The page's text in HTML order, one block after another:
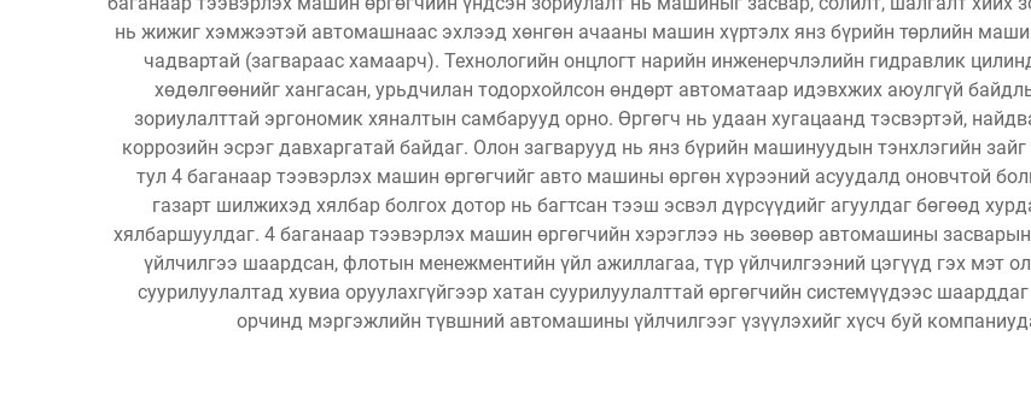
нь жижиг хэмжээтэй автомашнаас эхлээд хөнгөн ачааны машин хүртэлх янз бүрийн төрлийн
чадвартай (загвараас хамаарч). Технологийн онцлогт нарийн инженерчлэлийн гидравлик
хөдөлгөөнийг хангасан, урьдчилан тодорхойлсон өндөрт автоматаар идэвхжих аюулгүй
зориулалттай эргономик хяналтын самбарууд орно. Өргөгч нь удаан хугацаанд тэсвэртэй,
коррозийн эсрэг давхаргатай байдаг. Олон загварууд нь янз бүрийн машинуудын тэнхлэгийн
тул 4 баганаар тээвэрлэх машин өргөгчийг авто машины өргөн хүрээний асуудалд оновчтой
газарт шилжихэд хялбар болгох дотор нь багтсан тээш эсвэл дүрсүүдийг агуулдаг бөгөөд
хялбаршуулдаг. 4 баганаар тээвэрлэх машин өргөгчийн хэрэглээ нь зөөвөр автомашины
үйлчилгээ шаардсан, флотын менежментийн үйл ажиллагаа, түр үйлчилгээний цэгүүд гэх мэт
суурилуулалтад хувиа оруулахгүйгээр хатан суурилуулалттай өргөгчийн системүүдээс
орчинд мэргэжлийн түвшний автомашины үйлчилгээг үзүүлэхийг хүсч буй